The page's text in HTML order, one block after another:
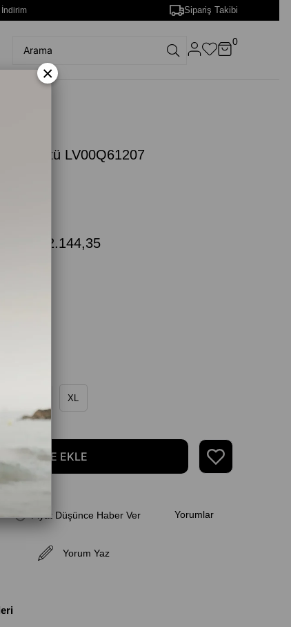
Sipariş Takibi
0
Üstü LV00Q61207
₺2.144,35
XL
Fiyat Düşünce Haber Ver Yorumlar
Yorum Yaz
×